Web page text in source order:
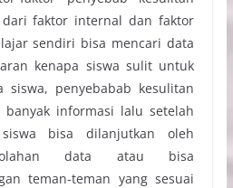
dari faktor internal dan faktor
sendiri bisa mencari data
kenapa siswa sulit untuk
siswa, penyebabab kesulitan
informasi lalu setelah
bisa dilanjutkan oleh
data atau bisa
teman-teman yang sesuai